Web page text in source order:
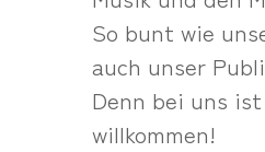
So bunt wie
auch unser
Denn bei uns
willkommen!